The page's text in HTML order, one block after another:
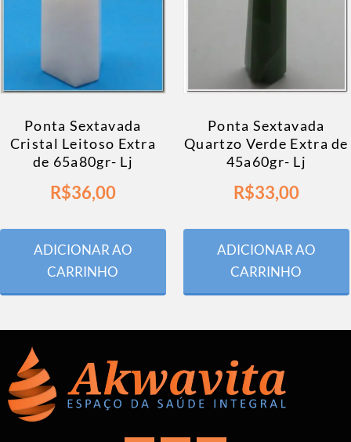
Ponta Sextavada
Cristal Leitoso Extra
de 65a80gr- Lj
R$36,00
ADICIONAR AO
CARRINHO
Ponta Sextavada
Quartzo Verde Extra de
45a60gr- Lj
R$33,00
ADICIONAR AO
CARRINHO